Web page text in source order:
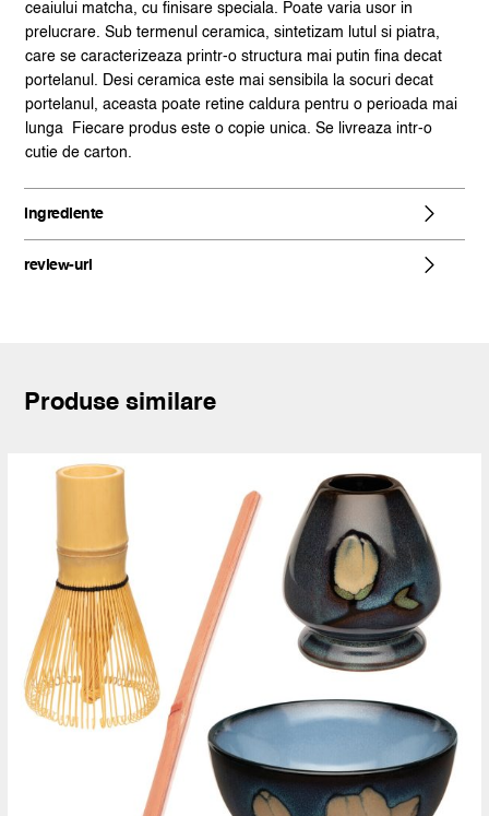
ceaiului matcha, cu finisare speciala. Poate varia usor in
prelucrare. Sub termenul ceramica, sintetizam lutul si piatra,
care se caracterizeaza printr-o structura mai putin fina decat
portelanul. Desi ceramica este mai sensibila la socuri decat
portelanul, aceasta poate retine caldura pentru o perioada mai
lunga Fiecare produs este o copie unica. Se livreaza intr-o
cutie de carton.
ingrediente
review-uri
Produse similare